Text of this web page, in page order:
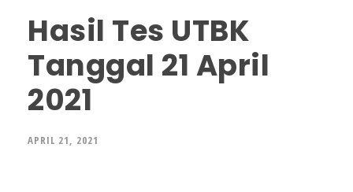
Hasil Tes UTBK
Tanggal 21 April
2021
APRIL 21, 2021